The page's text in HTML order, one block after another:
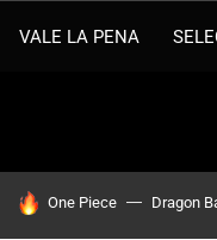
VALE LA PENA
HOY SE HABLA DE
One Piece Dragon